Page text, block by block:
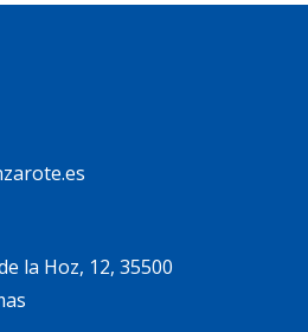
la Hoz, 12, 35500